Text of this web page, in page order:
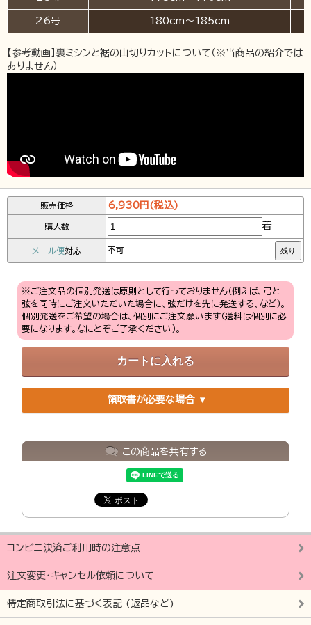
26号 180cm～185cm
【参考動画】裏ミシンと裾の山切りカットについて（※当商品の紹介では
ありません）
販売価格 6,930円(税込)
購入数 着
メール便対応 不可 残り
※ご注文品の個別発送は原則として行っておりません（例えば、弓と
弦を同時にご注文いただいた場合に、弦だけを先に発送する、など）。
個別発送をご希望の場合は、個別にご注文願います（送料は個別に必
要になります。なにとぞご了承ください）。
領取書が必要な場合
この商品を共有する
コンビニ決済ご利用時の注意点
注文変更・キャンセル依頼について
特定商取引法に基づく表記 (返品など)